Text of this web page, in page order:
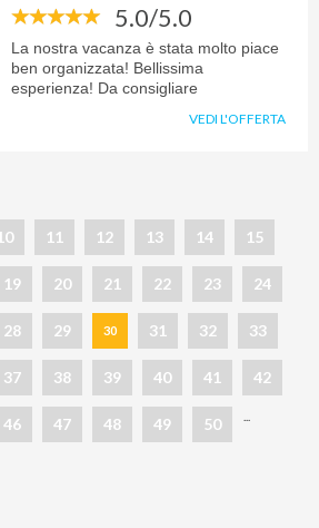
particolare a Erica Mattiello per
l’organizzazione di questo viaggio!!!
5.0/5.0
La nostra vacanza è stata molto piace
ben organizzata! Bellissima
esperienza! Da consigliare
VEDI L'OFFERTA
11 12 13 14 15
19 20 21 22 23 24
28 29 30 31 32 33
37 38 39 40 41 42
46 47 48 49 50